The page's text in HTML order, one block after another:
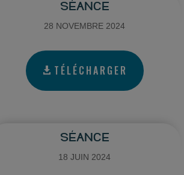
SÉANCE
28 NOVEMBRE 2024
TÉLÉCHARGER
SÉANCE
18 JUIN 2024